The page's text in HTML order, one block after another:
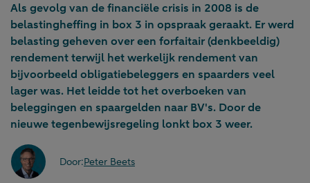
Als gevolg van de financiële crisis in 2008 is de
belastingheffing in box 3 in opspraak geraakt. Er werd
belasting geheven over een forfaitair (denkbeeldig)
rendement terwijl het werkelijk rendement van
bijvoorbeeld obligatiebeleggers en spaarders veel
lager was. Het leidde tot het overboeken van
beleggingen en spaargelden naar BV's. Door de
nieuwe tegenbewijsregeling lonkt box 3 weer.
Door:Peter Beets